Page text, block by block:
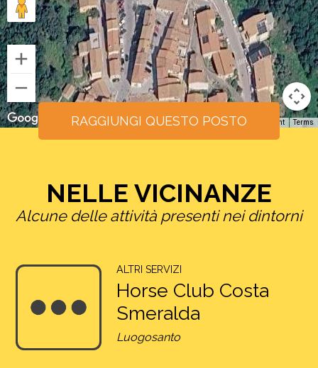
Keyboard shortcuts Image may be subject to copyright Terms
RAGGIUNGI QUESTO POSTO
NELLE VICINANZE
Alcune delle attività presenti nei dintorni
ALTRI SERVIZI
Horse Club Costa
Smeralda
Luogosanto